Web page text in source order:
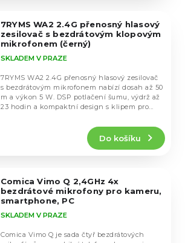
7RYMS WA2 2.4G přenosný hlasový
zesilovač s bezdrátovým klopovým
mikrofonem (černý)
SKLADEM V PRAZE
Do košíku
7RYMS WA2 2.4G přenosný hlasový zesilovač
s bezdrátovým mikrofonem nabízí dosah až 50
m a výkon 5 W. DSP potlačení šumu, výdrž až
23 hodin a kompaktní design s klipem pro...
Comica Vimo Q 2,4GHz 4x
bezdrátové mikrofony pro kameru,
smartphone, PC
SKLADEM V PRAZE
Comica Vimo Q je sada čtyř bezdrátových